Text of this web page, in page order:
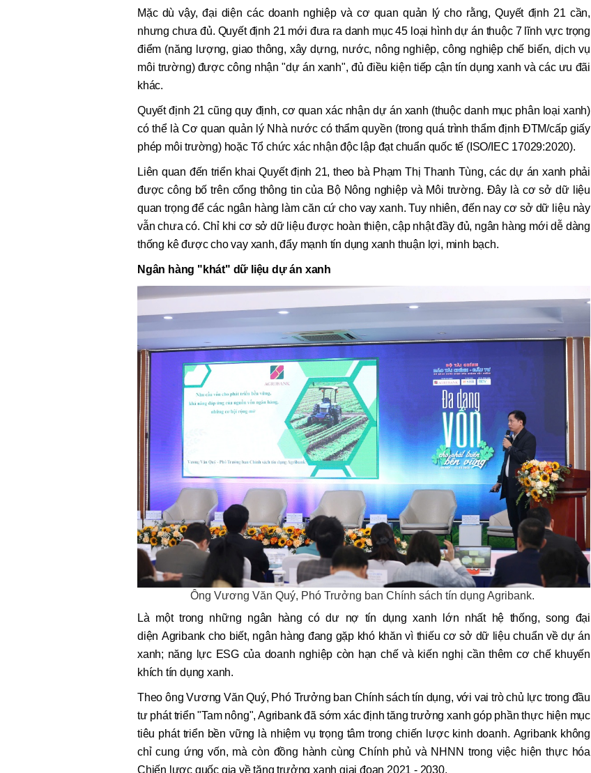
Mặc dù vậy, đại diện các doanh nghiệp và cơ quan quản lý cho rằng, Quyết định 21 cần,
nhưng chưa đủ. Quyết định 21 mới đưa ra danh mục 45 loại hình dự án thuộc 7 lĩnh vực trọng
điểm (năng lượng, giao thông, xây dựng, nước, nông nghiệp, công nghiệp chế biến, dịch vụ
môi trường) được công nhận "dự án xanh", đủ điều kiện tiếp cận tín dụng xanh và các ưu đãi
khác.
Quyết định 21 cũng quy định, cơ quan xác nhận dự án xanh (thuộc danh mục phân loại xanh)
có thể là Cơ quan quản lý Nhà nước có thẩm quyền (trong quá trình thẩm định ĐTM/cấp giấy
phép môi trường) hoặc Tổ chức xác nhận độc lập đạt chuẩn quốc tế (ISO/IEC 17029:2020).
Liên quan đến triển khai Quyết định 21, theo bà Phạm Thị Thanh Tùng, các dự án xanh phải
được công bố trên cổng thông tin của Bộ Nông nghiệp và Môi trường. Đây là cơ sở dữ liệu
quan trọng để các ngân hàng làm căn cứ cho vay xanh. Tuy nhiên, đến nay cơ sở dữ liệu này
vẫn chưa có. Chỉ khi cơ sở dữ liệu được hoàn thiện, cập nhật đầy đủ, ngân hàng mới dễ dàng
thống kê được cho vay xanh, đẩy mạnh tín dụng xanh thuận lợi, minh bạch.
Ngân hàng "khát" dữ liệu dự án xanh
Ông Vương Văn Quý, Phó Trưởng ban Chính sách tín dụng Agribank.
Là một trong những ngân hàng có dư nợ tín dụng xanh lớn nhất hệ thống, song đại
diện Agribank cho biết, ngân hàng đang gặp khó khăn vì thiếu cơ sở dữ liệu chuẩn về dự án
xanh; năng lực ESG của doanh nghiệp còn hạn chế và kiến nghị cần thêm cơ chế khuyến
khích tín dụng xanh.
Theo ông Vương Văn Quý, Phó Trưởng ban Chính sách tín dụng, với vai trò chủ lực trong đầu
tư phát triển "Tam nông", Agribank đã sớm xác định tăng trưởng xanh góp phần thực hiện mục
tiêu phát triển bền vững là nhiệm vụ trọng tâm trong chiến lược kinh doanh. Agribank không
chỉ cung ứng vốn, mà còn đồng hành cùng Chính phủ và NHNN trong việc hiện thực hóa
Chiến lược quốc gia về tăng trưởng xanh giai đoạn 2021 - 2030.